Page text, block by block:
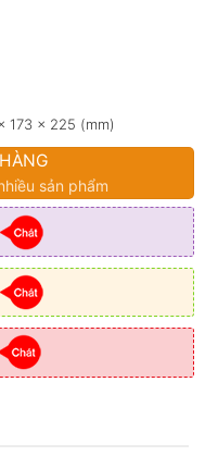
173 x 225 (mm)
sản phẩm